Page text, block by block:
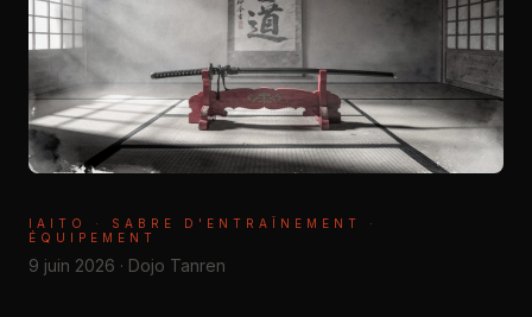
IAITO · SABRE D'ENTRAÎNEMENT ·
ÉQUIPEMENT
9 juin 2026 · Dojo Tanren